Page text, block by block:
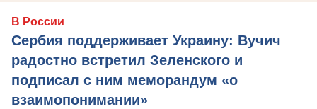
В России
Сербия поддерживает Украину: Вучич
радостно встретил Зеленского и
подписал с ним меморандум «о
взаимопонимании»